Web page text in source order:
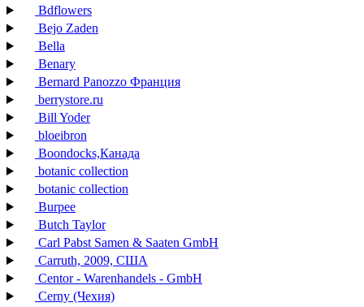
Bdflowers
Bejo Zaden
Bella
Benary
Bernard Panozzo Франция
berrystore.ru
Bill Yoder
bloeibron
Boondocks,Канада
botanic collection
botanic collection
Burpee
Butch Taylor
Carl Pabst Samen & Saaten GmbH
Carruth, 2009, США
Centor - Warenhandels - GmbH
Cerny (Чехия)